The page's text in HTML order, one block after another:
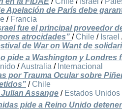
Apelación de París debe
/ Francia
fue el principal proveedor
atrocidades” / Chile / Israel
de War on Want de
pide a Washington y Londres
/Australia / Internacional
por Trauma Ocular sobre
/ Chile
Assange / Estados Unidos
pide a Reino Unido